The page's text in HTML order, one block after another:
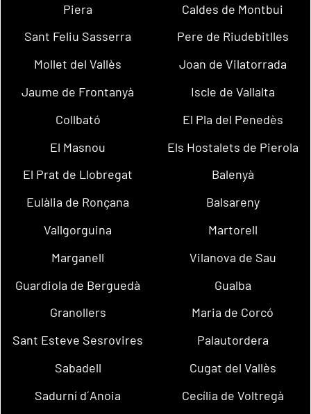
Piera
Caldes de Montbui
Sant Feliu Sasserra
Pere de Riudebitlles
Mollet del Vallès
Joan de Vilatorrada
Jaume de Frontanyà
Iscle de Vallalta
Collbató
El Pla del Penedès
El Masnou
Els Hostalets de Pierola
El Prat de Llobregat
Balenyà
Eulàlia de Ronçana
Balsareny
Vallgorguina
Martorell
Marganell
Vilanova de Sau
Guardiola de Berguedà
Gualba
Granollers
Maria de Corcó
Sant Esteve Sesrovires
Palautordera
Sabadell
Cugat del Vallès
Sadurní d´Anoia
Cecília de Voltregà